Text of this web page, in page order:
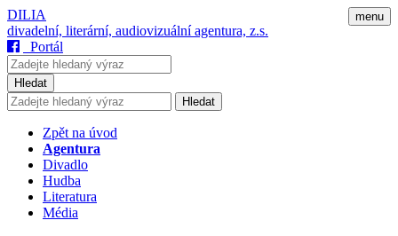
menu
DILIA
divadelní, literární, audiovizuální agentura, z.s.
Portál
Hledat
Hledat
Zpět na úvod
Agentura
Divadlo
Hudba
Literatura
Média